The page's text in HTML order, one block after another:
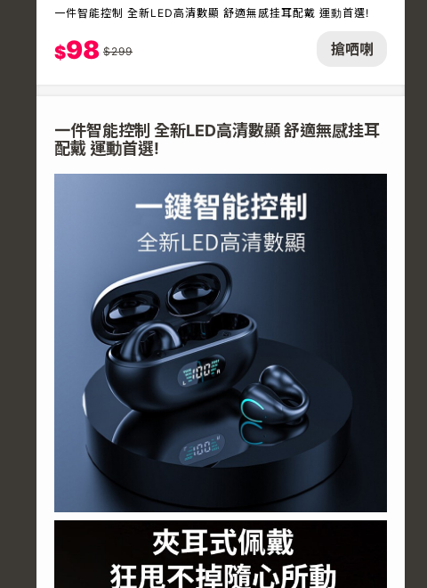
搶哂喇
一件智能控制 全新LED高清數顯 舒適無感挂耳配戴 運動首選!
$98 $299
一件智能控制 全新LED高清數顯 舒適無感挂耳
配戴 運動首選!